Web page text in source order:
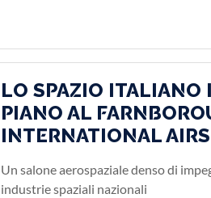
LO SPAZIO ITALIANO
PIANO AL
INTERNATIONAL
Un salone aerospaziale denso di
industrie spaziali nazionali